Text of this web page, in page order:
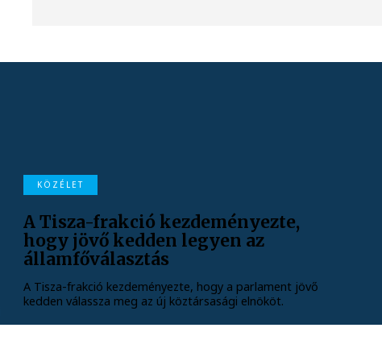
KÖZÉLET
A Tisza-frakció kezdeményezte,
hogy jövő kedden legyen az
államfőválasztás
A Tisza-frakció kezdeményezte, hogy a parlament jövő
kedden válassza meg az új köztársasági elnököt.